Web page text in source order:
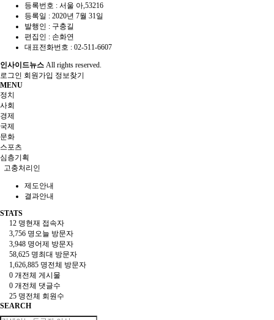
등록번호 : 서울 아,53216
등록일 : 2020년 7월 31일
발행인 : 구충길
편집인 : 손화연
대표전화번호 : 02-511-6607
인사이드뉴스 All rights reserved.
로그인 회원가입 정보찾기
MENU
정치
사회
경제
국제
문화
스포츠
심층기획
고충처리인
제도안내
결과안내
STATS
12 명현재 접속자
3,756 명오늘 방문자
3,948 명어제 방문자
58,625 명최대 방문자
1,626,885 명전체 방문자
0 개전체 게시물
0 개전체 댓글수
25 명전체 회원수
SEARCH